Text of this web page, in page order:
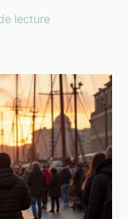
lecture